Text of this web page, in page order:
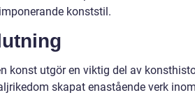
konststil.
konst utgör en viktig del av
skapat enastående verk